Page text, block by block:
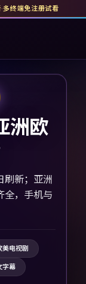
·多终端免注册试看
洲欧
刷新；亚洲
全，手机与
美电视剧
字幕